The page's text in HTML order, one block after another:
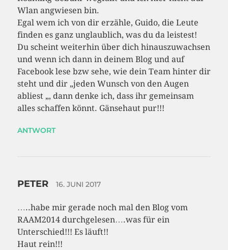
Wlan angwiesen bin.
Egal wem ich von dir erzähle, Guido, die Leute
finden es ganz unglaublich, was du da leistest!
Du scheint weiterhin über dich hinauszuwachsen
und wenn ich dann in deinem Blog und auf
Facebook lese bzw sehe, wie dein Team hinter dir
steht und dir „jeden Wunsch von den Augen
abliest „, dann denke ich, dass ihr gemeinsam
alles schaffen könnt. Gänsehaut pur!!!
ANTWORT
PETER 16. JUNI 2017
…..habe mir gerade noch mal den Blog vom
RAAM2014 durchgelesen….was für ein
Unterschied!!! Es läuft!!
Haut rein!!!